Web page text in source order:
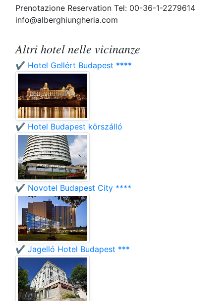
Prenotazione Reservation Tel: 00-36-1-2279614
info@alberghiungheria.com
Altri hotel nelle vicinanze
✔️ Hotel Gellért Budapest ****
✔️ Hotel Budapest körszálló
✔️ Novotel Budapest City ****
✔️ Jagelló Hotel Budapest ***